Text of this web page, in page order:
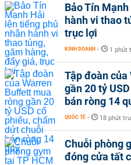
Bảo Tín
hành vi thao
trục lợi
KINH DOANH - 1 phút
Tập đoàn
gần 20 tỷ
bán ròng 14
QUỐC TẾ - 18 phút
Chuỗi phòng
đóng cửa tất